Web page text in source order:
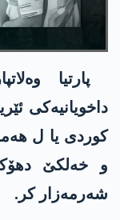
داخویانیەکی
کوردی یا ل
و خەلکێ
شەرمەزار کر.